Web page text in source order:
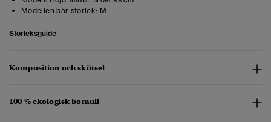
Modellen bär storlek: M
Storleksguide
Komposition och skötsel
100 % ekologisk bomull